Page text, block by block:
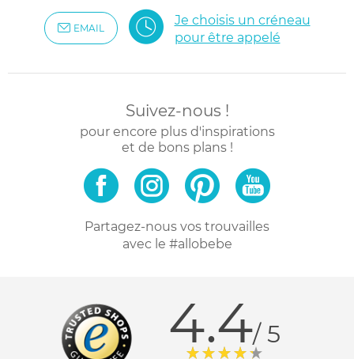
EMAIL
Je choisis un créneau
pour être appelé
Suivez-nous !
pour encore plus d'inspirations
et de bons plans !
Partagez-nous vos trouvailles
avec le #allobebe
4.4/ 5